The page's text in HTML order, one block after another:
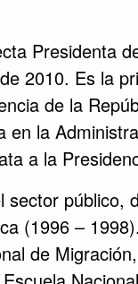
Presidenta
2010. Es la
de la
en la
a la
público,
(1996 –
de